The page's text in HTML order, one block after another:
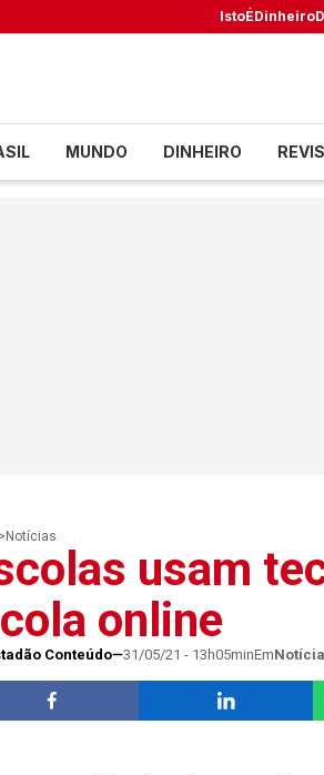
IstoÉDinheiro
MUNDO DINHEIRO
> Notícias
usam
online
Conteúdo 31/05/21 - 13h05minEm